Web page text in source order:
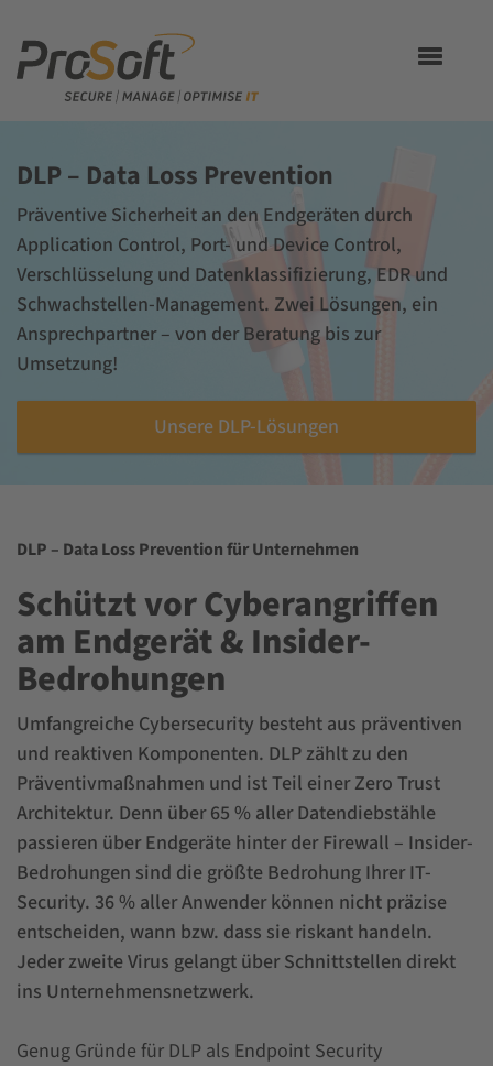
Toggle
DLP – Data Loss Prevention
Präventive Sicherheit an den Endgeräten durch
Application Control, Port- und Device Control,
Verschlüsselung und Datenklassifizierung, EDR und
Schwachstellen-Management. Zwei Lösungen, ein
Ansprechpartner – von der Beratung bis zur
Umsetzung!
Unsere DLP-Lösungen
DLP – Data Loss Prevention für Unternehmen
Schützt vor Cyberangriffen
am Endgerät & Insider-
Bedrohungen
Umfangreiche Cybersecurity besteht aus präventiven
und reaktiven Komponenten. DLP zählt zu den
Präventivmaßnahmen und ist Teil einer Zero Trust
Architektur. Denn über 65 % aller Datendiebstähle
passieren über Endgeräte hinter der Firewall – Insider-
Bedrohungen sind die größte Bedrohung Ihrer IT-
Security. 36 % aller Anwender können nicht präzise
entscheiden, wann bzw. dass sie riskant handeln.
Jeder zweite Virus gelangt über Schnittstellen direkt
ins Unternehmensnetzwerk.
Genug Gründe für DLP als Endpoint Security